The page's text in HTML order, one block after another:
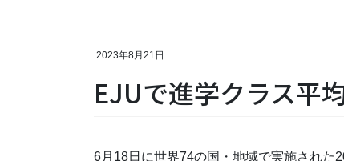
2023年8月21日
EJUで進学クラス平
6月18日に世界74の国・地域で実施された